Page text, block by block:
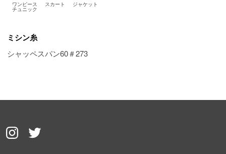
ワンピース
チュニック
スカート ジャケット
ミシン糸
シャッペスパン60＃273